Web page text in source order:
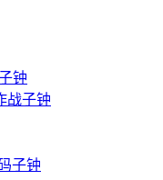
钟
战子钟
子钟